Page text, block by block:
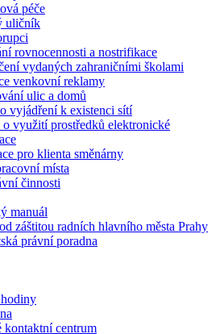
péče
uličník
rovnocennosti a nostrifikace
vydaných zahraničními školami
venkovní reklamy
ulic a domů
vyjádření k existenci sítí
o využití prostředků elektronické
pro klienta směnárny
místa
činnosti
manuál
záštitou radních hlavního města Prahy
právní poradna
kontaktní centrum